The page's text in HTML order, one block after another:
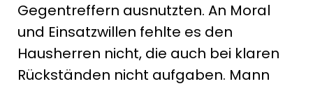
Gegentreffern ausnutzten. An Moral
und Einsatzwillen fehlte es den
Hausherren nicht, die auch bei klaren
Rückständen nicht aufgaben. Mann